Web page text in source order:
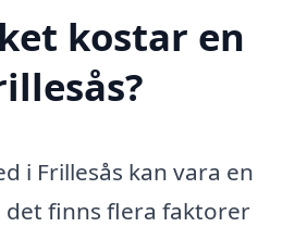
kostar en
i Frillesås kan vara en
det finns flera faktorer